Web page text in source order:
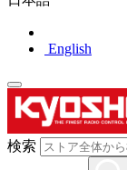
English
検索